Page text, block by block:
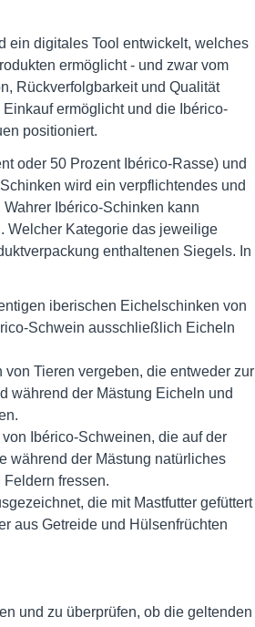
ein digitales Tool entwickelt, welches
ermöglicht - und zwar vom
Rückverfolgbarkeit und Qualität
ermöglicht und die Ibérico-
positioniert.
oder 50 Prozent Ibérico-Rasse) und
wird ein verpflichtendes und
Ibérico-Schinken kann
Welcher Kategorie das jeweilige
enthaltenen Siegels. In
iberischen Eichelschinken von
Schwein ausschließlich Eicheln
Tieren vergeben, die entweder zur
während der Mästung Eicheln und
Ibérico-Schweinen, die auf der
während der Mästung natürliches
fressen.
die mit Mastfutter gefüttert
aus Getreide und Hülsenfrüchten
und zu überprüfen, ob die geltenden